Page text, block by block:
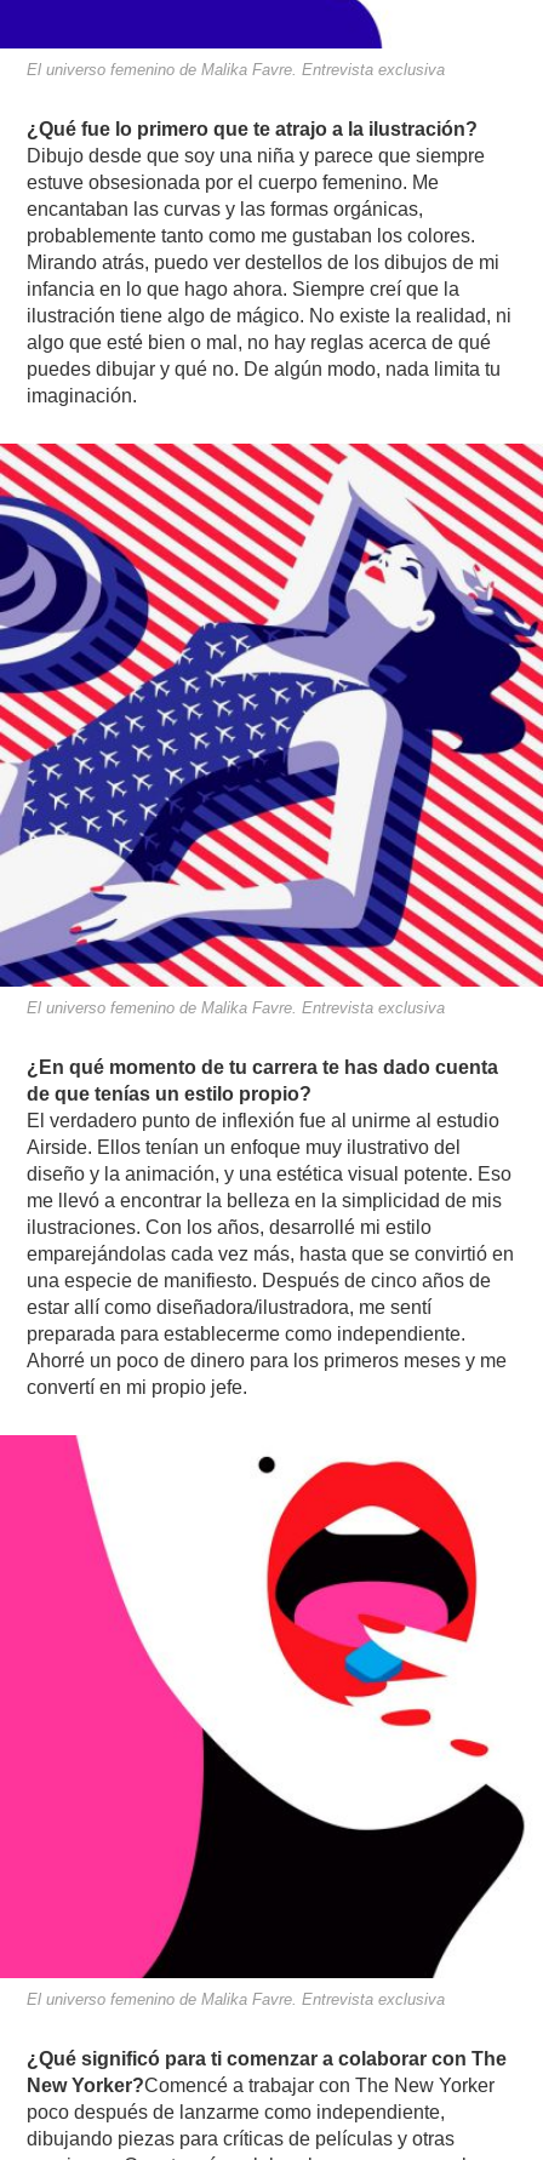
El universo femenino de Malika Favre. Entrevista exclusiva
¿Qué fue lo primero que te atrajo a la ilustración?
Dibujo desde que soy una niña y parece que siempre
estuve obsesionada por el cuerpo femenino. Me
encantaban las curvas y las formas orgánicas,
probablemente tanto como me gustaban los colores.
Mirando atrás, puedo ver destellos de los dibujos de mi
infancia en lo que hago ahora. Siempre creí que la
ilustración tiene algo de mágico. No existe la realidad, ni
algo que esté bien o mal, no hay reglas acerca de qué
puedes dibujar y qué no. De algún modo, nada limita tu
imaginación.
El universo femenino de Malika Favre. Entrevista exclusiva
¿En qué momento de tu carrera te has dado cuenta
de que tenías un estilo propio?
El verdadero punto de inflexión fue al unirme al estudio
Airside. Ellos tenían un enfoque muy ilustrativo del
diseño y la animación, y una estética visual potente. Eso
me llevó a encontrar la belleza en la simplicidad de mis
ilustraciones. Con los años, desarrollé mi estilo
emparejándolas cada vez más, hasta que se convirtió en
una especie de manifiesto. Después de cinco años de
estar allí como diseñadora/ilustradora, me sentí
preparada para establecerme como independiente.
Ahorré un poco de dinero para los primeros meses y me
convertí en mi propio jefe.
El universo femenino de Malika Favre. Entrevista exclusiva
¿Qué significó para ti comenzar a colaborar con The
New Yorker?Comencé a trabajar con The New Yorker
poco después de lanzarme como independiente,
dibujando piezas para críticas de películas y otras